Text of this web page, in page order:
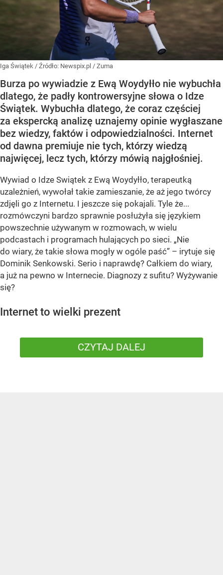
Iga Świątek / Źródło: Newspix.pl / Zuma
Burza po wywiadzie z Ewą Woydyłło nie wybuchła
dlatego, że padły kontrowersyjne słowa o Idze
Świątek. Wybuchła dlatego, że coraz częściej
za ekspercką analizę uznajemy opinie wygłaszane
bez wiedzy, faktów i odpowiedzialności. Internet
od dawna premiuje nie tych, którzy wiedzą
najwięcej, lecz tych, którzy mówią najgłośniej.
Wywiad o Idze Swiątek z Ewą Woydyłło, terapeutką
uzależnień, wywołał takie zamieszanie, że aż jego twórcy
zdjęli go z Internetu. I jeszcze się pokajali. Tyle że...
rozmówczyni bardzo sprawnie posłużyła się językiem
powszechnie używanym w rozmowach, w wielu
podcastach i programach hulających po sieci. „Nie
do wiary, że takie słowa mogły w ogóle paść” – irytuje się
Dominik Senkowski. Serio i naprawdę? Całkiem do wiary,
a już na pewno w Internecie. Diagnozy z sufitu? Wyżywanie
się?
Internet to wielki prezent
CZYTAJ DALEJ